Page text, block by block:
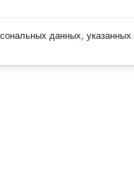
данных, указанных